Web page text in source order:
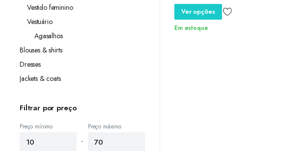
Ver opções
Em estoque
Vestido feminino
Vestuário
Agasalhos
Blouses & shirts
Dresses
Jackets & coats
Filtrar por preço
Preço mínimo
-
Preço máximo